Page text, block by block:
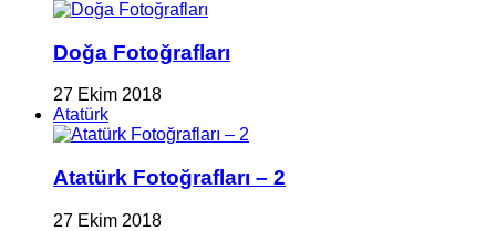
Doğa Fotoğrafları
27 Ekim 2018
Atatürk
Atatürk Fotoğrafları – 2
27 Ekim 2018